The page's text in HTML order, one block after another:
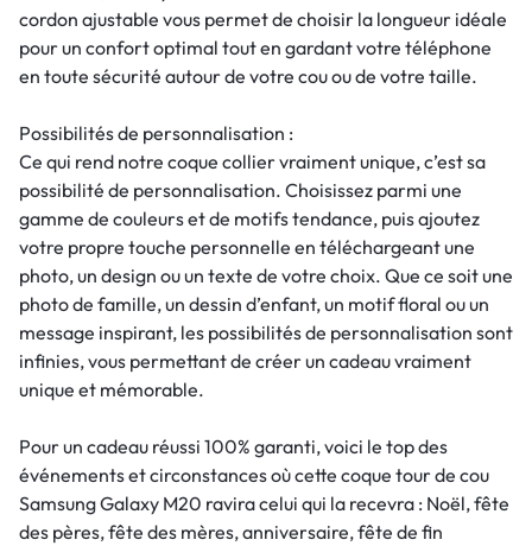
cordon ajustable vous permet de choisir la longueur idéale
pour un confort optimal tout en gardant votre téléphone
en toute sécurité autour de votre cou ou de votre taille.
Possibilités de personnalisation :
Ce qui rend notre coque collier vraiment unique, c’est sa
possibilité de personnalisation. Choisissez parmi une
gamme de couleurs et de motifs tendance, puis ajoutez
votre propre touche personnelle en téléchargeant une
photo, un design ou un texte de votre choix. Que ce soit une
photo de famille, un dessin d’enfant, un motif floral ou un
message inspirant, les possibilités de personnalisation sont
infinies, vous permettant de créer un cadeau vraiment
unique et mémorable.
Pour un cadeau réussi 100% garanti, voici le top des
événements et circonstances où cette coque tour de cou
Samsung Galaxy M20 ravira celui qui la recevra : Noël, fête
des pères, fête des mères, anniversaire, fête de fin